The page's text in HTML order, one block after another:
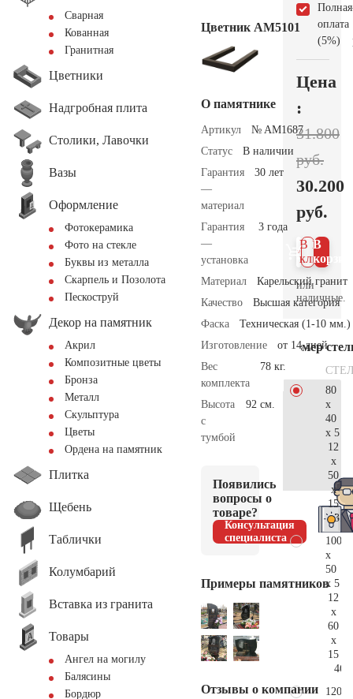
Сварная
Кованная
Гранитная
Цветники
Надгробная плита
Столики, Лавочки
Вазы
Оформление
Фотокерамика
Фото на стекле
Буквы из металла
Скарпель и Позолота
Пескоструй
Декор на памятник
Акрил
Композитные цветы
Бронза
Металл
Скульптура
Цветы
Ордена на памятник
Плитка
Щебень
Таблички
Колумбарий
Вставка из гранита
Товары
Ангел на могилу
Балясины
Бордюр
Цветник АМ5101
О памятнике
Артикул
№ AM1687
Статус
В наличии
Гарантия
—
материал
30 лет
Гарантия
—
установка
3 года
Материал
Карельский гранит
Качество
Высшая категория
Фаска
Техническая (1-10 мм.)
Изготовление
от 14 дней
Вес
комплекта
78 кг.
Высота
с
тумбой
92 см.
Появились
вопросы о
товаре?
Консультация
специалиста
Примеры памятников
Отзывы о компании
Полная
оплата
(5%)
Цена
:
31.800
руб.
30.200
руб.
В
В 1
клик
или
наличные.
Размер
80
x
40
x 5
12
x
50
x
15
100
x
50
x 5
12
x
60
x
15
120